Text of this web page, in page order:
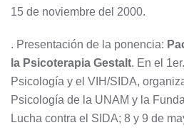
15 de noviembre del 2000.
. Presentación de la ponencia:
la Psicoterapia Gestalt. En el
Psicología y el VIH/SIDA,
Psicología de la UNAM y la
Lucha contra el SIDA; 8 y 9 de